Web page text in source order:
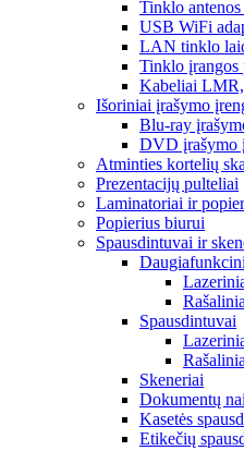
Tinklo
USB WiFi
LAN tinklo
Tinklo įrangos
Kabeliai
Išoriniai įrašymo
Blu-ray
DVD įrašymo
Atminties kortelių
Prezentacijų pulteliai
Laminatoriai ir
Popierius biurui
Spausdintuvai ir
Spausdintuvai
Skeneriai
Dokumentų
Kasetės
Etikečių